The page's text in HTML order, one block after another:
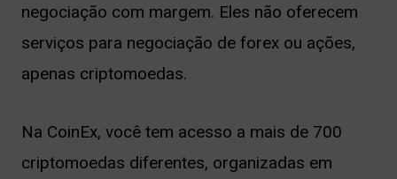
negociação com margem. Eles não oferecem
serviços para negociação de forex ou ações,
apenas criptomoedas.
Na CoinEx, você tem acesso a mais de 700
criptomoedas diferentes, organizadas em